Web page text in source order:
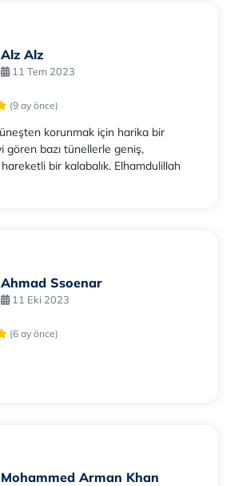
Alz Alz
11 Tem 2023
(9 ay önce)
korunmak için harika bir
gören bazı tünellerle geniş,
bir kalabalık. Elhamdulillah
Ahmad Ssoenar
11 Eki 2023
(6 ay önce)
Mohammed Arman Khan